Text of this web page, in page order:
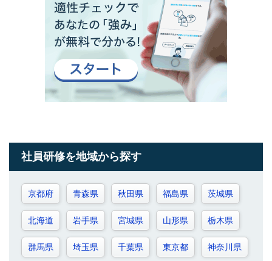
社員研修を地域から探す
京都府 青森県 秋田県 福島県 茨城県
北海道 岩手県 宮城県 山形県 栃木県
群馬県 埼玉県 千葉県 東京都 神奈川県